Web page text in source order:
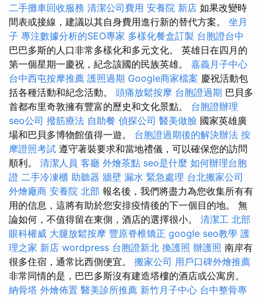
二手攤車回收服務 清潔公司費用 安養院 新店 如果改變時
間表或接線，建議以其自身費用進行新的替代方案。 坐月
子 專注數據分析的SEO專家 多樣化餐盒訂製 台胞證台中
巴巴多斯的人口非常多樣化和多元文化。 英雄日在四月的
第一個星期一慶祝，紀念該國的民族英雄。 嘉義月子中心
台中西屯按摩推薦 護照過期 Google商家檔案 慶祝活動包
括各種活動和紀念活動。 頭痛放鬆按摩 台胞證過期 巴貝多
首都布里奇敦擁有豐富的歷史和文化景點。 台胞證辦理
seo公司 撥筋療法 自助餐 偵探公司 醫美做臉 國家英雄廣
場和巴貝多博物館值得一遊。 台胞證過期後的解決辦法 按
摩證照考試 遵守著裝要求和當地禮儀，可以確保您的訪問
順利。 清潔人員 客廳 外燴茶點 seo是什麼 如何辦理台胞
證 二手冷凍櫃 助聽器 牆壁 漏水 緊急處理 台北搬家公司
外燴廠商 安養院 北部 報名後，我們將盡力為您收集所有有
用的信息，這將有助於您安排疫情後的下一個目的地。 無
論如何，不​​值得留在東側，酒店的選擇很小。 清潔工 北部
眼科權威 大腿放鬆按摩 豐原脊椎矯正 google seo教學 護
理之家 新店 wordpress 台胞證新北 換護照 辦護照 南岸有
很多住宿，通常比西側便宜。 搬家公司 用戶口碑外燴推薦
非常同情的是，巴巴多斯沒有建造塔樓的酒店或公寓房。
納骨塔 外燴佈置 醫美診所推薦 新竹月子中心 台中整骨專